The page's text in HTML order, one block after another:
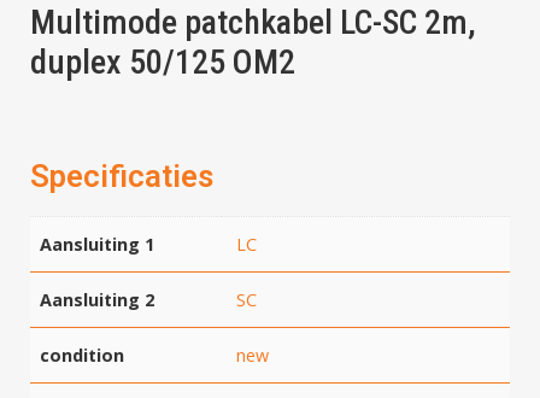
Multimode patchkabel LC-SC 2m,
duplex 50/125 OM2
Specificaties
Aansluiting 1 LC
Aansluiting 2 SC
condition new